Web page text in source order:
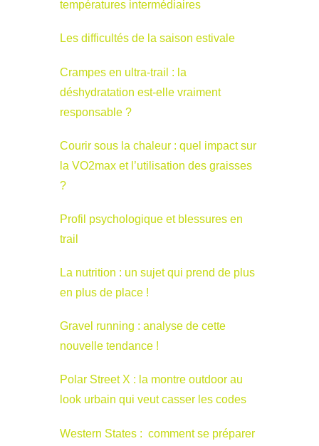
températures intermédiaires
Les difficultés de la saison estivale
Crampes en ultra-trail : la
déshydratation est-elle vraiment
responsable ?
Courir sous la chaleur : quel impact sur
la VO2max et l’utilisation des graisses
?
Profil psychologique et blessures en
trail
La nutrition : un sujet qui prend de plus
en plus de place !
Gravel running : analyse de cette
nouvelle tendance !
Polar Street X : la montre outdoor au
look urbain qui veut casser les codes
Western States : comment se préparer